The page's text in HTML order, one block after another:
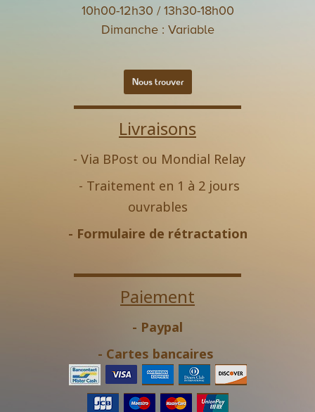
10h00-12h30 / 13h30-18h00
Dimanche : Variable
Nous trouver
Livraisons
- Via BPost ou Mondial Relay
- Traitement en 1 à 2 jours
ouvrables
- Formulaire de rétractation
Paiement
- Paypal
- Cartes bancaires